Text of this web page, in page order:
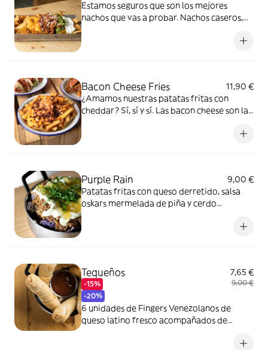
Estamos seguros que son los mejores
nachos que vas a probar. Nachos caseros,
Bacon Cheese Fries
11,90 €
¿Amamos nuestras patatas fritas con
cheddar? Sí, sí y sí. Las bacon cheese son las
Purple Rain
9,00 €
Patatas fritas con queso derretido, salsa
oskars mermelada de piña y cerdo
Tequeños
-15%
-20%
7,65 €
9,00 €
6 unidades de Fingers Venezolanos de
queso latino fresco acompañados de